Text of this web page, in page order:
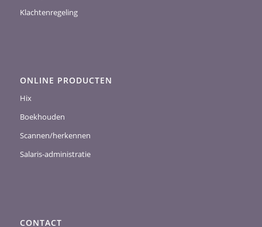
Klachtenregeling
ONLINE PRODUCTEN
Hix
Boekhouden
Scannen/herkennen
Salaris-administratie
CONTACT